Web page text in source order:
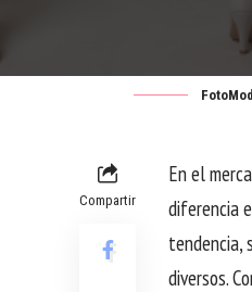
Compartir
En el
diferencia
tendencia,
diversos.